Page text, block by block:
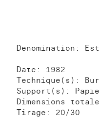
Denomination:
Date: 1982
Technique(s):
Support(s):
Dimensions
Tirage: 20/30